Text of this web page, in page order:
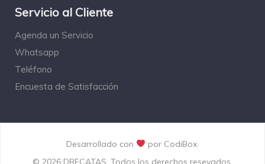
Servicio al Cliente
Agenda un Servicio
Whatsapp
Teléfono
Encuesta de Satisfacción
Desarrollado con por CodiBox.
© 2026 DRECATAS. Todos los derechos resevados.